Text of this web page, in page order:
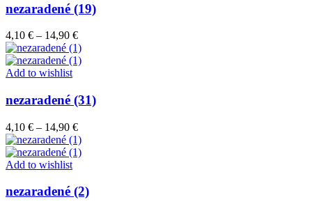
nezaradené (19)
4,10 € – 14,90 €Price
range:
4,10 €
Add to wishlist
nezaradené (31)
4,10 € – 14,90 €Price
range:
4,10 €
Add to wishlist
nezaradené (2)